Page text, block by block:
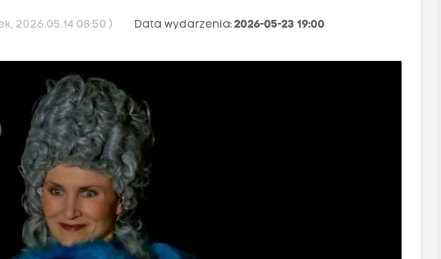
2026.05.14 08:50 ) Data wydarzenia:2026-05-23 19:00